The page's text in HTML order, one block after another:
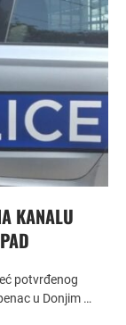
KANALU
potvrđenog
u Donjim …